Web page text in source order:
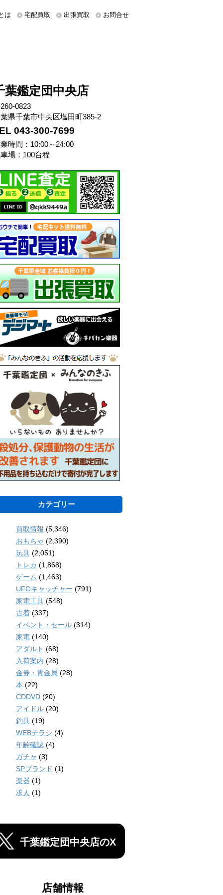
は 宅配買取 出張買取 お問合せ
葉鑑定団中央店
0823
県千葉市中央区塩田町385-2
043-300-7699
時間：10:00～24:00
場：100台程
カテゴリー
買取情報 (5,346)
おもちゃ (2,390)
玩具(2,051)
トレカ (1,868)
ゲーム (1,463)
UFOキャッチャー (791)
家電工具(548)
古着(337)
イベント・セール(314)
家電(140)
アダルト (68)
入荷案内 (28)
金券・貴金属 (28)
本 (22)
CDDVD(20)
アイドル(20)
釣具(19)
WEBチラシ (4)
年齢確認(4)
ガチャ (3)
SPブランド (1)
楽器 (1)
求人 (1)
千葉鑑定団中央店のX
店舗情報